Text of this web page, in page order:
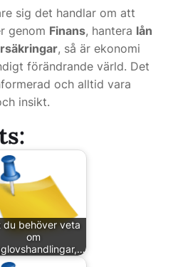
sig det handlar om att
genom Finans, hantera lån
, så är ekonomi
förändrande värld. Det
och alltid vara
insikt.
du behöver veta
om